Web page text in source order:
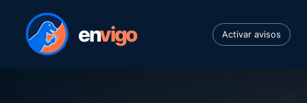
envigo Activar avisos